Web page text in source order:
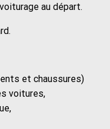
au départ.
et chaussures)
voitures,